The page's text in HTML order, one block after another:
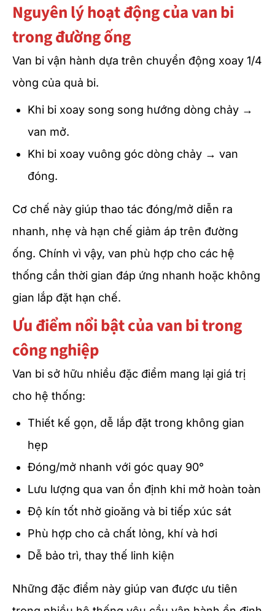
Nguyên lý hoạt động của van bi
trong đường ống
Van bi vận hành dựa trên chuyển động xoay 1/4
vòng của quả bi.
Khi bi xoay song song hướng dòng chảy →
van mở.
Khi bi xoay vuông góc dòng chảy → van
đóng.
Cơ chế này giúp thao tác đóng/mở diễn ra
nhanh, nhẹ và hạn chế giảm áp trên đường
ống. Chính vì vậy, van phù hợp cho các hệ
thống cần thời gian đáp ứng nhanh hoặc không
gian lắp đặt hạn chế.
Ưu điểm nổi bật của van bi trong
công nghiệp
Van bi sở hữu nhiều đặc điểm mang lại giá trị
cho hệ thống:
Thiết kế gọn, dễ lắp đặt trong không gian
hẹp
Đóng/mở nhanh với góc quay 90°
Lưu lượng qua van ổn định khi mở hoàn toàn
Độ kín tốt nhờ gioăng và bi tiếp xúc sát
Phù hợp cho cả chất lỏng, khí và hơi
Dễ bảo trì, thay thế linh kiện
Những đặc điểm này giúp van được ưu tiên